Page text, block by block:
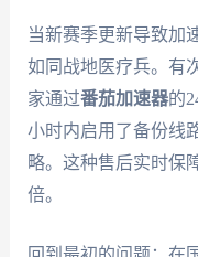
当新赛季更新导致加
如同战地医疗兵。有
家通过番茄加速器的
小时内启用了备份线
略。这种售后实时保
倍。